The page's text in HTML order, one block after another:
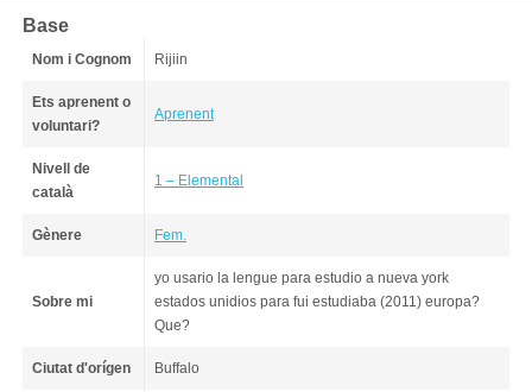
Base
Nom i Cognom Rijiin
Ets aprenent o
voluntari?
Aprenent
Nivell de
català
1 – Elemental
Gènere Fem.
Sobre mi
yo usario la lengue para estudio a nueva york
estados unidios para fui estudiaba (2011) europa?
Que?
Ciutat d'orígen Buffalo